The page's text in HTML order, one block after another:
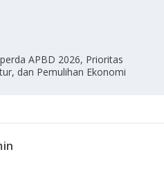
APBD 2026, Prioritas
dan Pemulihan Ekonomi